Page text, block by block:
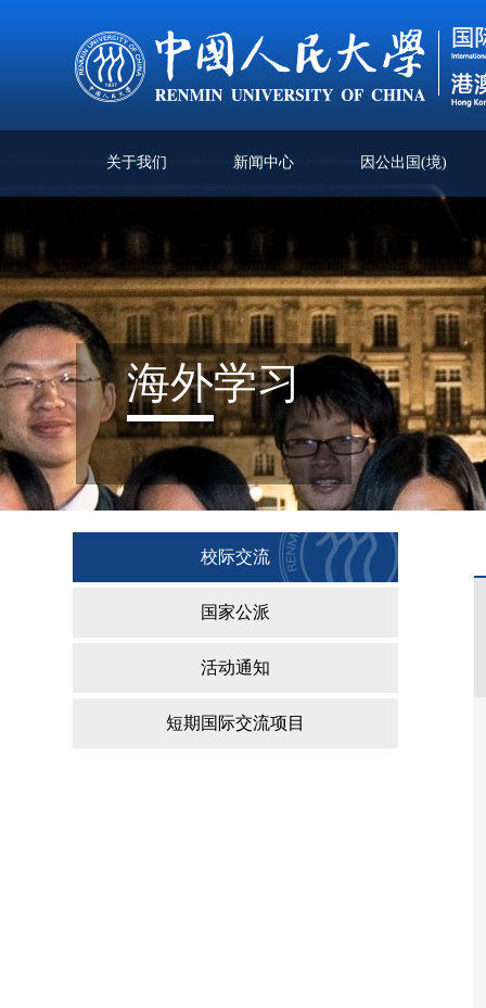
关于我们 新闻中心 因公出国(境)
海外学习
校际交流
国家公派
活动通知
短期国际交流项目